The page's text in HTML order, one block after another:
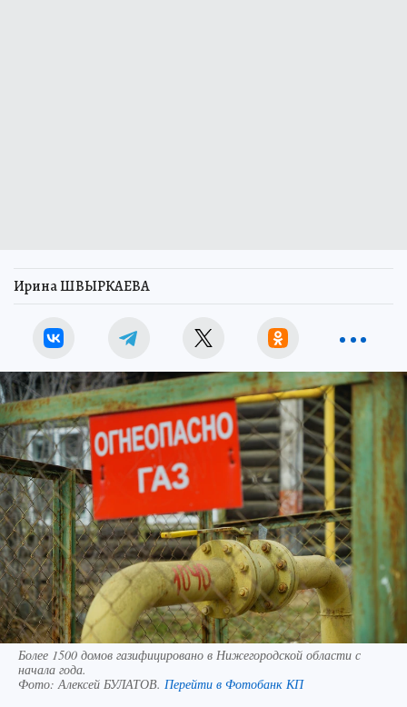
Ирина ШВЫРКАЕВА
Более 1500 домов газифицировано в Нижегородской области с
начала года.
Фото:Алексей БУЛАТОВ. Перейти в Фотобанк КП